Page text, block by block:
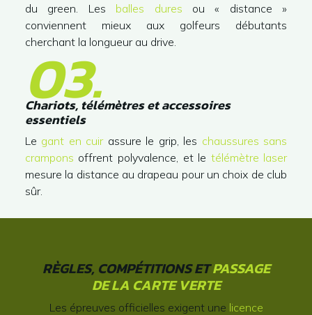
du green. Les balles dures ou « distance »
conviennent mieux aux golfeurs débutants
cherchant la longueur au drive.
03.
Chariots, télémètres et accessoires
essentiels
Le gant en cuirassure le grip, les chaussures sans
crampons offrent polyvalence, et le télémètre laser
mesure la distance au drapeau pour un choix de club
sûr.
RÈGLES, COMPÉTITIONS ETPASSAGE
DE LA CARTE VERTE
Les épreuves officielles exigent une licence